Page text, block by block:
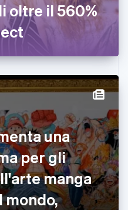
oltre il 560%
una
per gli
manga
mondo,